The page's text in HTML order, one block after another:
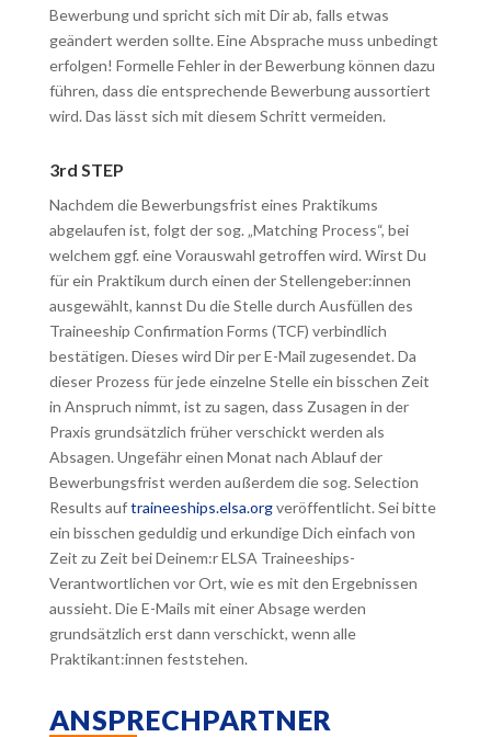
Bewerbung und spricht sich mit Dir ab, falls etwas
geändert werden sollte. Eine Absprache muss unbedingt
erfolgen! Formelle Fehler in der Bewerbung können dazu
führen, dass die entsprechende Bewerbung aussortiert
wird. Das lässt sich mit diesem Schritt vermeiden.
3rd STEP
Nachdem die Bewerbungsfrist eines Praktikums
abgelaufen ist, folgt der sog. „Matching Process“, bei
welchem ggf. eine Vorauswahl getroffen wird. Wirst Du
für ein Praktikum durch einen der Stellengeber:innen
ausgewählt, kannst Du die Stelle durch Ausfüllen des
Traineeship Confirmation Forms (TCF) verbindlich
bestätigen. Dieses wird Dir per E-Mail zugesendet. Da
dieser Prozess für jede einzelne Stelle ein bisschen Zeit
in Anspruch nimmt, ist zu sagen, dass Zusagen in der
Praxis grundsätzlich früher verschickt werden als
Absagen. Ungefähr einen Monat nach Ablauf der
Bewerbungsfrist werden außerdem die sog. Selection
Results auftraineeships.elsa.orgveröffentlicht. Sei bitte
ein bisschen geduldig und erkundige Dich einfach von
Zeit zu Zeit bei Deinem:r ELSA Traineeships-
Verantwortlichen vor Ort, wie es mit den Ergebnissen
aussieht. Die E-Mails mit einer Absage werden
grundsätzlich erst dann verschickt, wenn alle
Praktikant:innen feststehen.
ANSPRECHPARTNER